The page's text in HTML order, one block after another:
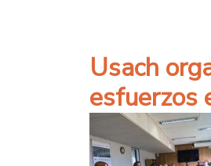
Usach
esfuerzos